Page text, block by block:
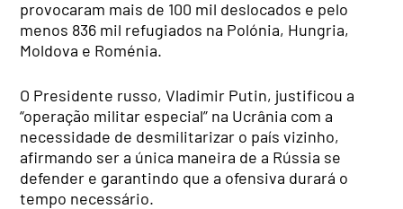
provocaram mais de 100 mil deslocados e pelo
menos 836 mil refugiados na Polónia, Hungria,
Moldova e Roménia.
O Presidente russo, Vladimir Putin, justificou a
“operação militar especial” na Ucrânia com a
necessidade de desmilitarizar o país vizinho,
afirmando ser a única maneira de a Rússia se
defender e garantindo que a ofensiva durará o
tempo necessário.